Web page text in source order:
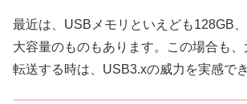
最近は、USBメモリといえども128GB
大容量のものもあります。この場合も
転送する時は、USB3.xの威力を実感でき